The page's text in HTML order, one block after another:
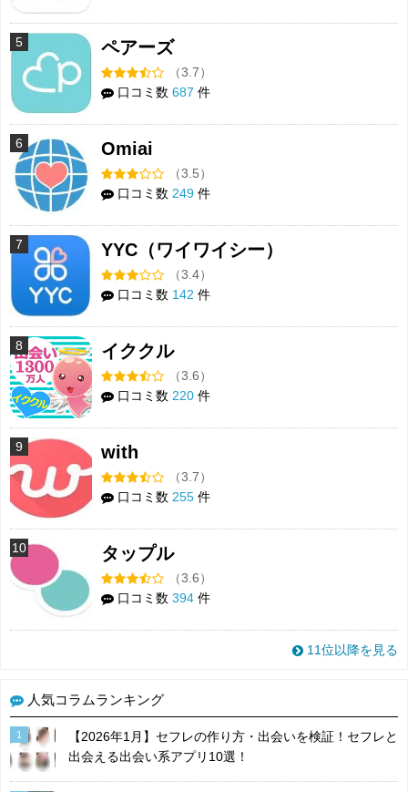
5 ペアーズ
（3.7）
口コミ数 687 件
6 Omiai
（3.5）
口コミ数 249 件
7 YYC（ワイワイシー）
（3.4）
口コミ数 142 件
8 イククル
（3.6）
口コミ数 220 件
9 with
（3.7）
口コミ数 255 件
10 タップル
（3.6）
口コミ数 394 件
11位以降を見る
人気コラムランキング
1
【2026年1月】セフレの作り方・出会いを検証！セフレと
出会える出会い系アプリ10選！